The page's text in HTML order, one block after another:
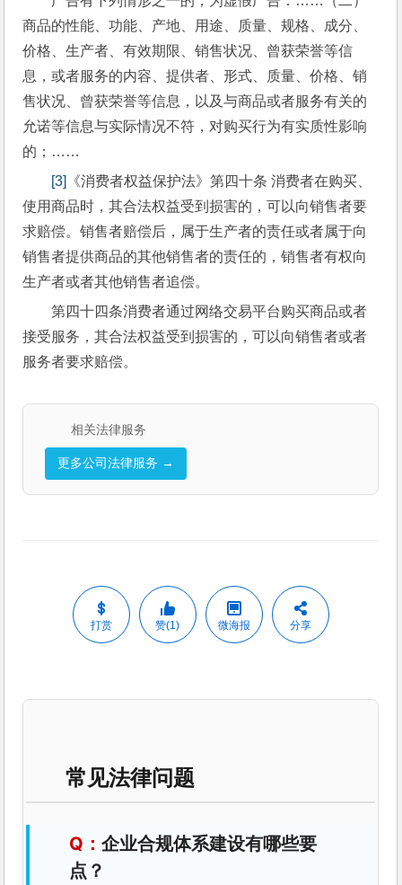
商品的性能、功能、产地、用途、质量、规格、成分、
价格、生产者、有效期限、销售状况、曾获荣誉等信
息，或者服务的内容、提供者、形式、质量、价格、销
售状况、曾获荣誉等信息，以及与商品或者服务有关的
允诺等信息与实际情况不符，对购买行为有实质性影响
的；……
[3]
《消费者权益保护法》第四十条 消费者在购买、
使用商品时，其合法权益受到损害的，可以向销售者要
求赔偿。销售者赔偿后，属于生产者的责任或者属于向
销售者提供商品的其他销售者的责任的，销售者有权向
生产者或者其他销售者追偿。
第四十四条消费者通过网络交易平台购买商品或者
接受服务，其合法权益受到损害的，可以向销售者或者
服务者要求赔偿。
相关法律服务
更多公司法律服务 →
打赏 赞(1) 微海报 分享
常见法律问题
企业合规体系建设有哪些要
点？